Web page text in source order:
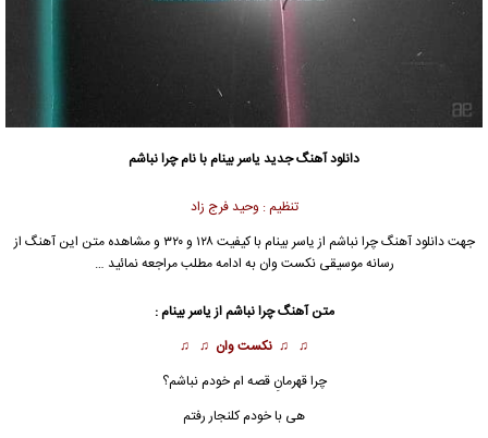
دانلود آهنگ جدیدیاسر بینامبا نام چرا نباشم
تنظیم : وحید فرج زاد
جهت دانلود آهنگ چرا نباشم از یاسر بینام
با کیفیت ۱۲۸ و ۳۲۰ و مشاهده متن این آهنگ از
رسانه موسیقی نکست وان به ادامه مطلب مراجعه نمائید …
متن آهنگچرا نباشمازیاسر بینام:
♫ ♫ نکست وان ♫ ♫
چرا قهرمانِ قصه ام خودم نباشم؟
هی با خودم کلنجار رفتم